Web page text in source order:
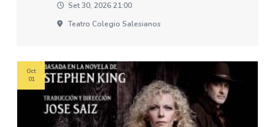
Set 30, 2026 21:00
Teatro Colegio Salesianos
Oct
01